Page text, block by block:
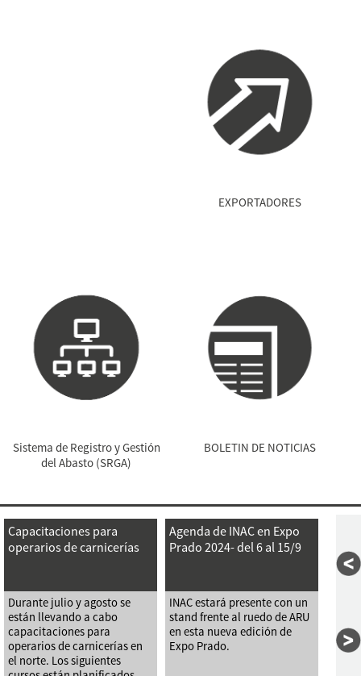
EXPORTADORES
Sistema de Registro y Gestión
del Abasto (SRGA)
BOLETIN DE NOTICIAS
Capacitaciones para
operarios de carnicerías
Durante julio y agosto se
están llevando a cabo
capacitaciones para
operarios de carnicerías en
el norte. Los siguientes
Agenda de INAC en Expo
Prado 2024- del 6 al 15/9
INAC estará presente con un
stand frente al ruedo de ARU
en esta nueva edición de
Expo Prado.